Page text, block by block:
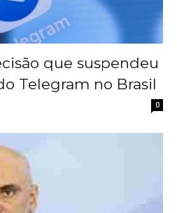
que suspendeu
Telegram no Brasil
0